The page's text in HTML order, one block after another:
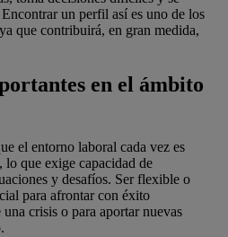
un perfil así es uno de los
que contribuirá, en gran medida,
en el ámbito
el entorno laboral cada vez es
que exige capacidad de
y desafíos. Ser flexible o
para afrontar con éxito
crisis o para aportar nuevas